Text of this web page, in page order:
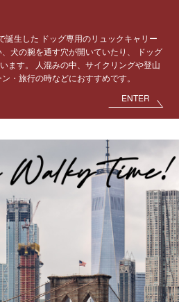
誕生した ドッグ専用のリュックキャリー
犬の腕を通す穴が開いていたり、
ドッグ
ます。
人混みの中、サイクリングや登山
・旅行の時などにおすすめです。
ENTER